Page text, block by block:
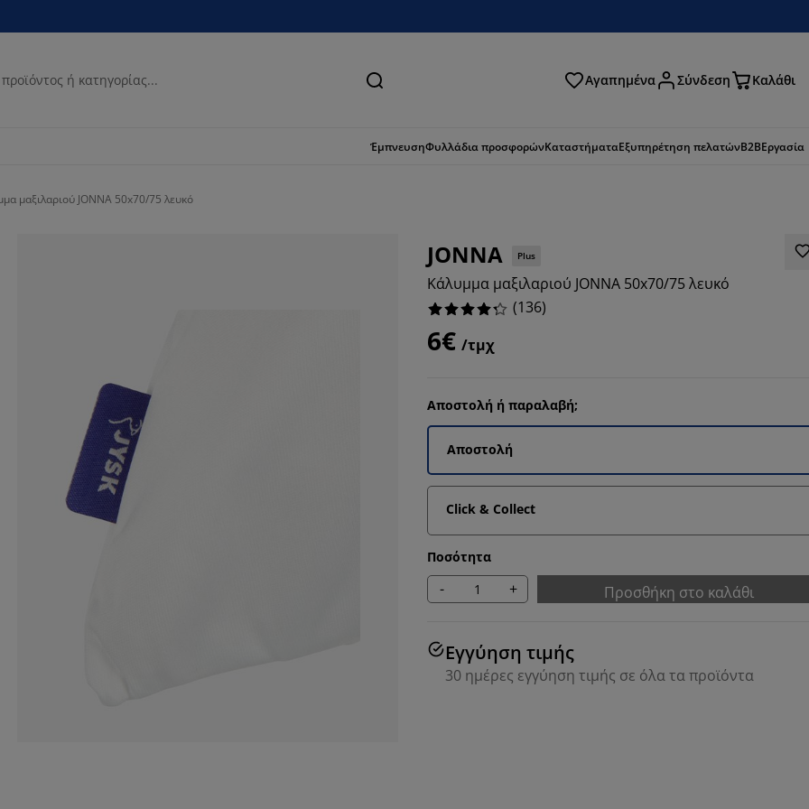
Αναζήτηση Αγαπημένα Σύνδεση Καλάθι
ΈμπνευσηΦυλλάδια προσφορώνΚαταστήματαΕξυπηρέτηση πελατώνB2BΕργασία
μαξιλαριού JONNA 50x70/75 λευκό
JONNA Plus
Κάλυμμα μαξιλαριού JONNA 50x70/75 λευκό
(136)
6€ /τμχ
Αποστολή ή παραλαβή;
Αποστολή
Click & Collect
Ποσότητα
- + Προσθήκη στο καλάθι
Εγγύηση τιμής
30 ημέρες εγγύηση τιμής σε όλα τα προϊόντα
16.911764705882355%
5.88235294117647%